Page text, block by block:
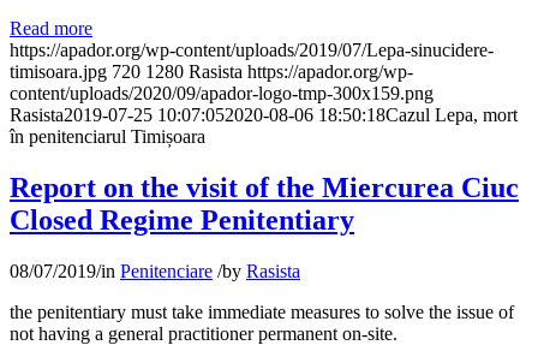
Read more
https://apador.org/wp-content/uploads/2019/07/Lepa-sinucidere-
timisoara.jpg 720 1280 Rasista https://apador.org/wp-
content/uploads/2020/09/apador-logo-tmp-300x159.png
Rasista2019-07-25 10:07:052020-08-06 18:50:18Cazul Lepa, mort
în penitenciarul Timișoara
Report on the visit of the Miercurea Ciuc
Closed Regime Penitentiary
08/07/2019/in Penitenciare /by Rasista
the penitentiary must take immediate measures to solve the issue of
not having a general practitioner permanent on-site.